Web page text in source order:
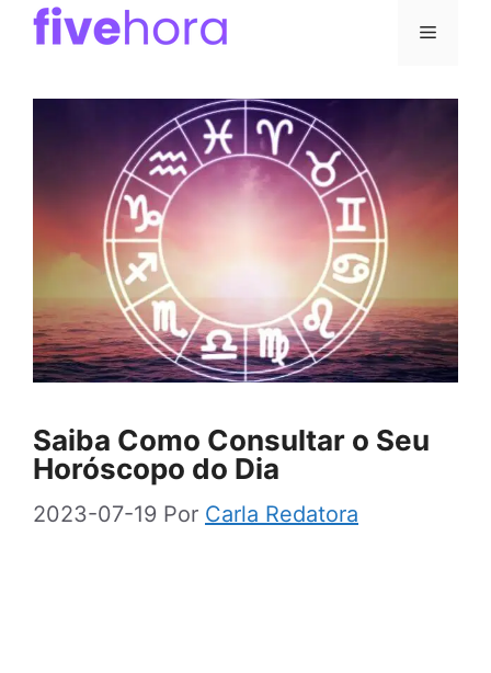
Pular
para
Menu
Saiba Como Consultar o Seu
Horóscopo do Dia
2023-07-19 Por Carla Redatora